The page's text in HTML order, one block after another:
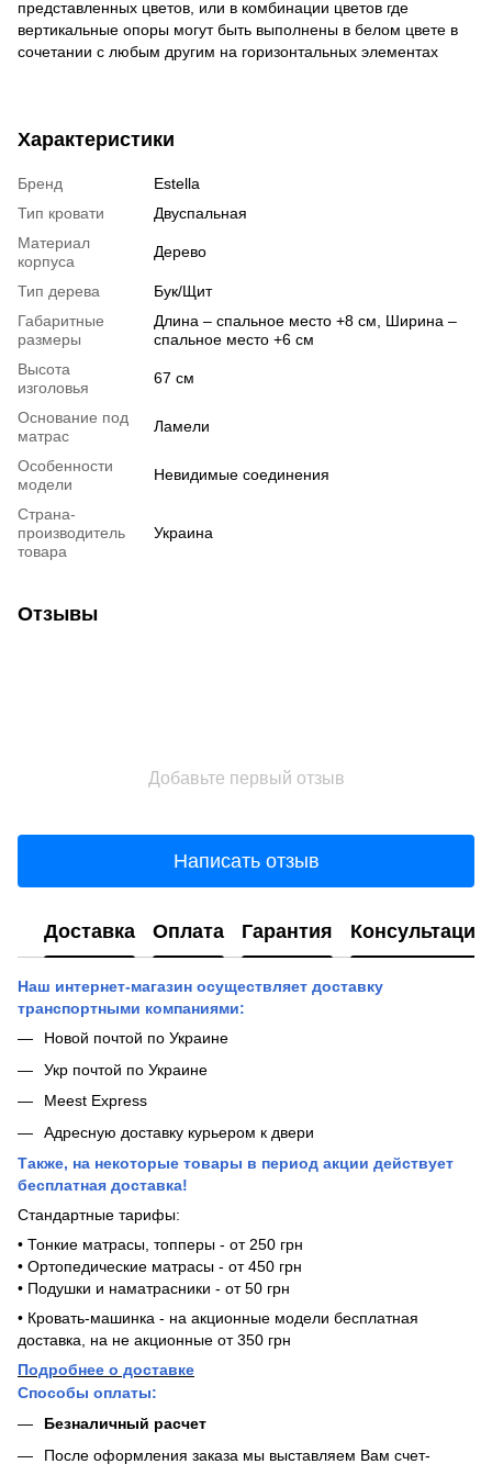
представленных цветов, или в комбинации цветов где
вертикальные опоры могут быть выполнены в белом цвете в
сочетании с любым другим на горизонтальных элементах
Характеристики
Бренд
Estella
Тип кровати
Двуспальная
Материал
корпуса
Дерево
Тип дерева
Бук/Щит
Габаритные
размеры
Длина – спальное место +8 см, Ширина –
спальное место +6 см
Высота
изголовья
67 см
Основание под
матрас
Ламели
Особенности
модели
Невидимые соединения
Страна-
производитель
товара
Украина
Отзывы
Добавьте первый отзыв
Написать отзыв
Доставка Оплата Гарантия Консультация
Наш интернет-магазин осуществляет доставку
транспортными компаниями:
Новой почтой по Украине
Укр почтой по Украине
Meest Express
Адресную доставку курьером к двери
Также, на некоторые товары в период акции действует
бесплатная доставка!
Стандартные тарифы:
• Тонкие матрасы, топперы - от 250 грн
• Ортопедические матрасы - от 450 грн
• Подушки и наматрасники - от 50 грн
• Кровать-машинка - на акционные модели бесплатная
доставка, на не акционные от 350 грн
Подробнее о доставке
Способы оплаты:
Безналичный расчет
После оформления заказа мы выставляем Вам счет-